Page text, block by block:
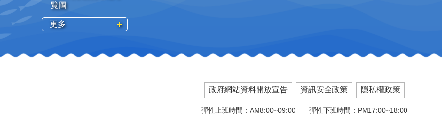
覽圖
更多
政府網站資料開放宣告 資訊安全政策 隱私權政策
彈性上班時間：AM8:00~09:00 彈性下班時間：PM17:00~18:00